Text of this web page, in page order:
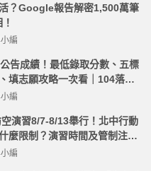
？Google報告解密1,500萬筆
編
告成績！最低錄取分數、五標
填志願攻略一次看｜104落點
編
演習8/7-8/13舉行！北中行動
麼限制？演習時間及管制注意
編